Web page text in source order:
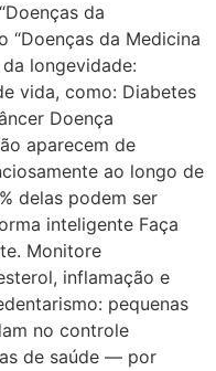
da
“Doenças da Medicina
longevidade:
vida, como: Diabetes
Doença
aparecem de
ao longo de
delas podem ser
inteligente Faça
Monitore
inflamação e
pequenas
no controle
de saúde — por